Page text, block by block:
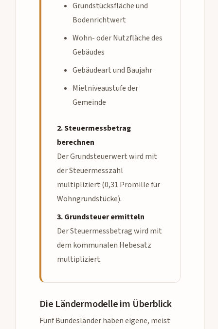
Grundstücksfläche und
Bodenrichtwert
Wohn- oder Nutzfläche des
Gebäudes
Gebäudeart und Baujahr
Mietniveaustufe der
Gemeinde
2. Steuermessbetrag
berechnen
Der Grundsteuerwert wird mit
der Steuermesszahl
multipliziert (0,31 Promille für
Wohngrundstücke).
3. Grundsteuer ermitteln
Der Steuermessbetrag wird mit
dem kommunalen Hebesatz
multipliziert.
Die Ländermodelle im Überblick
Fünf Bundesländer haben eigene, meist